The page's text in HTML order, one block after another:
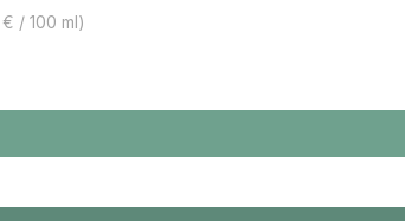
ist aus einer Kreuzung zwischen
Saft, Zitronensäure, Ätherisches Öl und Pektin
/ 100 ml)